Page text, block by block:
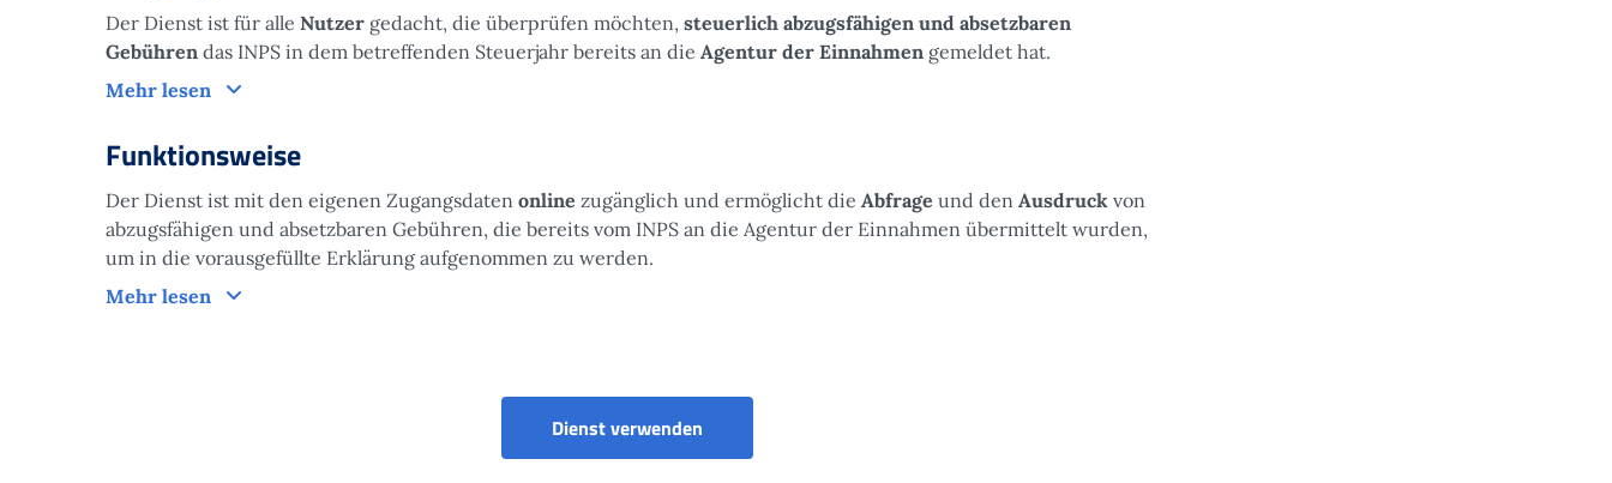
Der Dienst ist für alle Nutzer gedacht, die überprüfen möchten, steuerlich abzugsfähigen und absetzbaren
Gebühren das INPS in dem betreffenden Steuerjahr bereits an die Agentur der Einnahmen gemeldet hat.
Mehr lesen
Zielgruppe
Funktionsweise
Der Dienst ist mit den eigenen Zugangsdaten online zugänglich und ermöglicht die Abfrage und den Ausdruck von
abzugsfähigen und absetzbaren Gebühren, die bereits vom INPS an die Agentur der Einnahmen übermittelt wurden,
um in die vorausgefüllte Erklärung aufgenommen zu werden.
Mehr lesen
Funktionsweise
Dienst verwendenMitteilungen an die Steuerbehörde - Abfrage abzugsfähiger und absetzbarer Gebühren